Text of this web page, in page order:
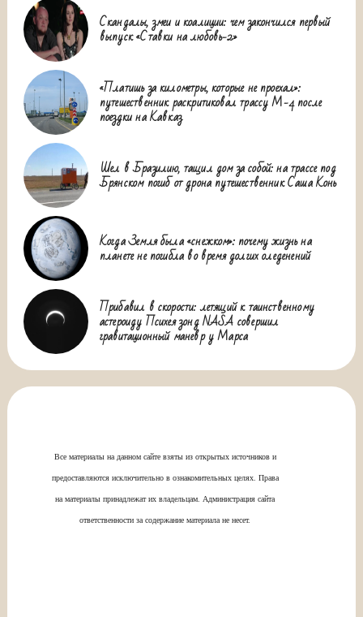
Скандалы, змеи и коалиции: чем закончился первый
выпуск «Ставки на любовь-2»
«Платишь за километры, которые не проехал»:
путешественник раскритиковал трассу М-4 после
поездки на Кавказ
Шел в Бразилию, тащил дом за собой: на трассе под
Брянском погиб от дрона путешественник Саша Конь
Когда Земля была «снежком»: почему жизнь на
планете не погибла во время долгих оледенений
Прибавил в скорости: летящий к таинственному
астероиду Психея зонд NASA совершил
гравитационный маневр у Марса
Все материалы на данном сайте взяты из открытых источников и
предоставляются исключительно в ознакомительных целях. Права
на материалы принадлежат их владельцам. Администрация сайта
ответственности за содержание материала не несет.